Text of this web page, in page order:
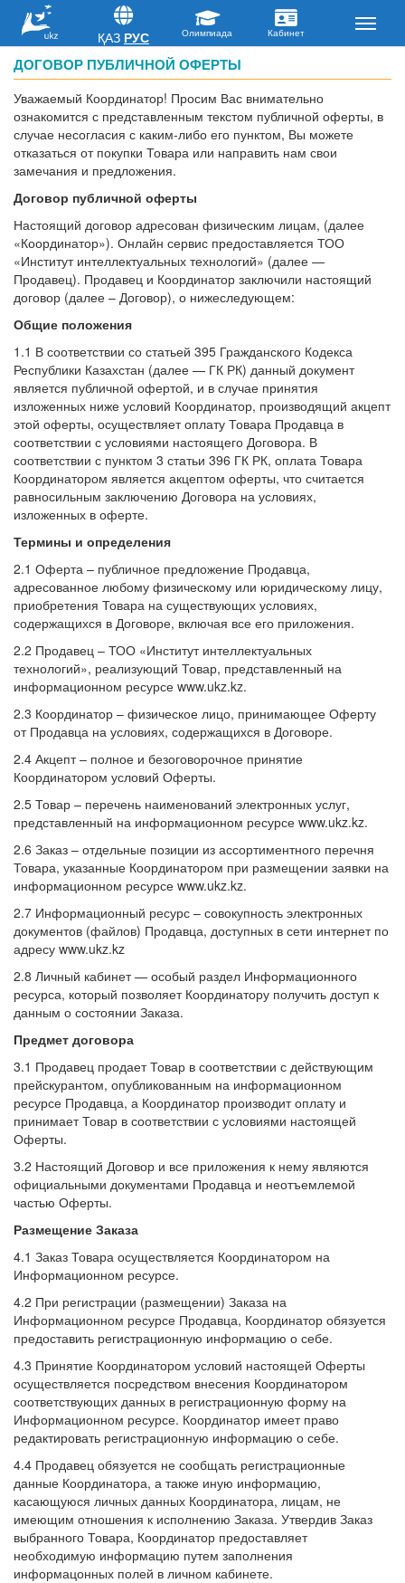
ДОГОВОР ПУБЛИЧНОЙ ОФЕРТЫ
Уважаемый Координатор! Просим Вас внимательно
ознакомится с представленным текстом публичной оферты, в
случае несогласия с каким-либо его пунктом, Вы можете
отказаться от покупки Товара или направить нам свои
замечания и предложения.
Договор публичной оферты
Настоящий договор адресован физическим лицам, (далее
«Координатор»). Онлайн сервис предоставляется ТОО
«Институт интеллектуальных технологий» (далее —
Продавец). Продавец и Координатор заключили настоящий
договор (далее – Договор), о нижеследующем:
Общие положения
1.1 В соответствии со статьей 395 Гражданского Кодекса
Республики Казахстан (далее — ГК РК) данный документ
является публичной офертой, и в случае принятия
изложенных ниже условий Координатор, производящий акцепт
этой оферты, осуществляет оплату Товара Продавца в
соответствии с условиями настоящего Договора. В
соответствии с пунктом 3 статьи 396 ГК РК, оплата Товара
Координатором является акцептом оферты, что считается
равносильным заключению Договора на условиях,
изложенных в оферте.
Термины и определения
2.1 Оферта – публичное предложение Продавца,
адресованное любому физическому или юридическому лицу,
приобретения Товара на существующих условиях,
содержащихся в Договоре, включая все его приложения.
2.2 Продавец – ТОО «Институт интеллектуальных
технологий», реализующий Товар, представленный на
информационном ресурсе www.ukz.kz.
2.3 Координатор – физическое лицо, принимающее Оферту
от Продавца на условиях, содержащихся в Договоре.
2.4 Акцепт – полное и безоговорочное принятие
Координатором условий Оферты.
2.5 Товар – перечень наименований электронных услуг,
представленный на информационном ресурсе www.ukz.kz.
2.6 Заказ – отдельные позиции из ассортиментного перечня
Товара, указанные Координатором при размещении заявки на
информационном ресурсе www.ukz.kz.
2.7 Информационный ресурс – совокупность электронных
документов (файлов) Продавца, доступных в сети интернет по
адресу www.ukz.kz
2.8 Личный кабинет — особый раздел Информационного
ресурса, который позволяет Координатору получить доступ к
данным о состоянии Заказа.
Предмет договора
3.1 Продавец продает Товар в соответствии с действующим
прейскурантом, опубликованным на информационном
ресурсе Продавца, а Координатор производит оплату и
принимает Товар в соответствии с условиями настоящей
Оферты.
3.2 Настоящий Договор и все приложения к нему являются
официальными документами Продавца и неотъемлемой
частью Оферты.
Размещение Заказа
4.1 Заказ Товара осуществляется Координатором на
Информационном ресурсе.
4.2 При регистрации (размещении) Заказа на
Информационном ресурсе Продавца, Координатор обязуется
предоставить регистрационную информацию о себе.
4.3 Принятие Координатором условий настоящей Оферты
осуществляется посредством внесения Координатором
соответствующих данных в регистрационную форму на
Информационном ресурсе. Координатор имеет право
редактировать регистрационную информацию о себе.
4.4 Продавец обязуется не сообщать регистрационные
данные Координатора, а также иную информацию,
касающуюся личных данных Координатора, лицам, не
имеющим отношения к исполнению Заказа. Утвердив Заказ
выбранного Товара, Координатор предоставляет
необходимую информацию путем заполнения
информацонных полей в личном кабинете.
ҚАЗ РУС